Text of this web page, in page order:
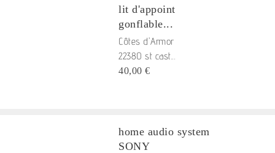
lit d'appoint
gonflable...
Côtes d'Armor
22380 st cast...
40,00 €
home audio system
SONY